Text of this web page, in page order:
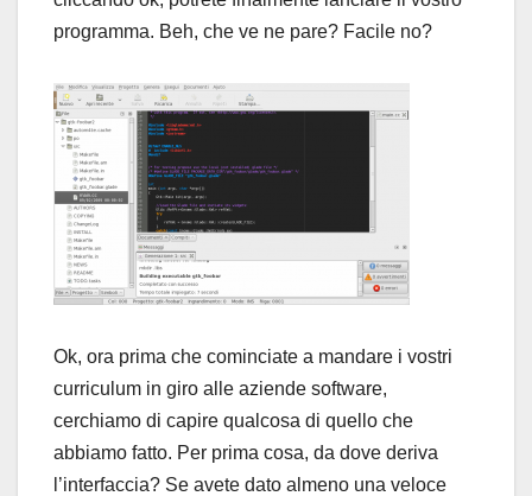
programma. Beh, che ve ne pare? Facile no?
Ok, ora prima che cominciate a mandare i vostri
curriculum in giro alle aziende software,
cerchiamo di capire qualcosa di quello che
abbiamo fatto. Per prima cosa, da dove deriva
l’interfaccia? Se avete dato almeno una veloce